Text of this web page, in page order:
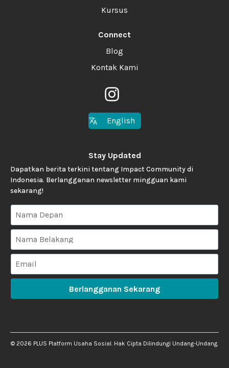
Kursus
Connect
Blog
Kontak Kami
English
Stay Updated
Dapatkan berita terkini tentang Impact Community di
Indonesia. Berlangganan newsletter mingguan kami
sekarang!
Berlangganan Sekarang
© 2026 PLUS Platform Usaha Sosial. Hak Cipta Dilindungi Undang-Undang.